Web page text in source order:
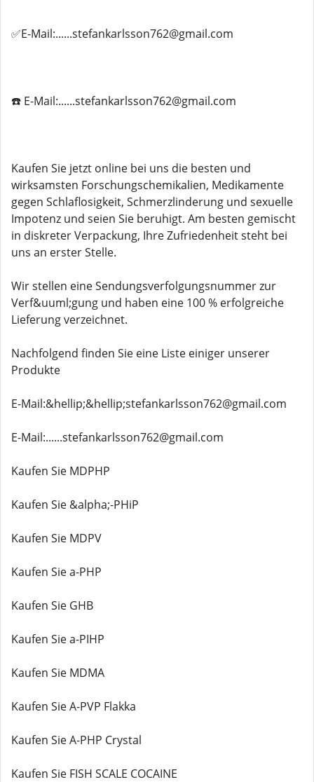
✅E-Mail:......stefankarlsson762@gmail.com
☎️ E-Mail:......stefankarlsson762@gmail.com
Kaufen Sie jetzt online bei uns die besten und
wirksamsten Forschungschemikalien, Medikamente
gegen Schlaflosigkeit, Schmerzlinderung und sexuelle
Impotenz und seien Sie beruhigt. Am besten gemischt
in diskreter Verpackung, Ihre Zufriedenheit steht bei
uns an erster Stelle.
Wir stellen eine Sendungsverfolgungsnummer zur
Verf&uuml;gung und haben eine 100 % erfolgreiche
Lieferung verzeichnet.
Nachfolgend finden Sie eine Liste einiger unserer
Produkte
E-Mail:&hellip;&hellip;stefankarlsson762@gmail.com
E-Mail:......stefankarlsson762@gmail.com
Kaufen Sie MDPHP
Kaufen Sie &alpha;-PHiP
Kaufen Sie MDPV
Kaufen Sie a-PHP
Kaufen Sie GHB
Kaufen Sie a-PIHP
Kaufen Sie MDMA
Kaufen Sie A-PVP Flakka
Kaufen Sie A-PHP Crystal
Kaufen Sie FISH SCALE COCAINE